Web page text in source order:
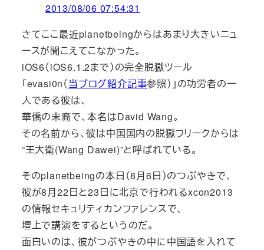
2013/08/06 07:54:31
さてここ最近planetbeingからはあまり大きいニュ
ースが聞こえてこなかった。
iOS6（iOS6.1.2まで）の完全脱獄ツール
「evasi0n（当ブログ紹介記事参照）」の功労者の一
人である彼は、
華僑の末裔で、本名はDavid Wang。
その名前から、彼は中国国内の脱獄フリークからは
“王大衛(Wang Dawei)”と呼ばれている。
そのplanetbeingの本日（8月6日）のつぶやきで、
彼が8月22日と23日に北京で行われるxcon2013
の情報セキュリティカンファレンスで、
壇上で講演をするというのだ。
面白いのは、彼がつぶやきの中に中国語を入れて